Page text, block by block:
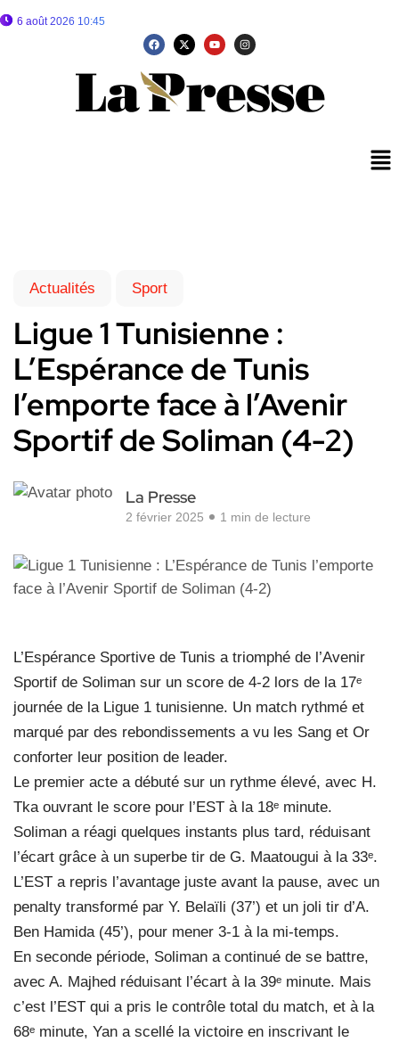
6 août 2026 10:45
Actualités Sport
Ligue 1 Tunisienne :
L’Espérance de Tunis
l’emporte face à l’Avenir
Sportif de Soliman (4-2)
La Presse
2 février 2025 1 min de lecture
L’Espérance Sportive de Tunis a triomphé de l’Avenir
Sportif de Soliman sur un score de 4-2 lors de la 17ᵉ
journée de la Ligue 1 tunisienne. Un match rythmé et
marqué par des rebondissements a vu les Sang et Or
conforter leur position de leader.
Le premier acte a débuté sur un rythme élevé, avec H.
Tka ouvrant le score pour l’EST à la 18ᵉ minute.
Soliman a réagi quelques instants plus tard, réduisant
l’écart grâce à un superbe tir de G. Maatougui à la 33ᵉ.
L’EST a repris l’avantage juste avant la pause, avec un
penalty transformé par Y. Belaïli (37’) et un joli tir d’A.
Ben Hamida (45’), pour mener 3-1 à la mi-temps.
En seconde période, Soliman a continué de se battre,
avec A. Majhed réduisant l’écart à la 39ᵉ minute. Mais
c’est l’EST qui a pris le contrôle total du match, et à la
68ᵉ minute, Yan a scellé la victoire en inscrivant le